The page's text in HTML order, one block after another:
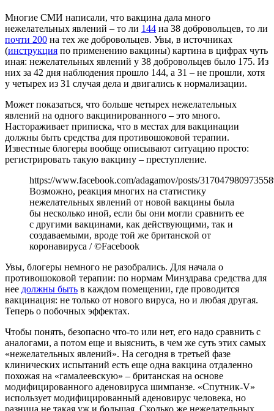
Многие СМИ написали, что вакцина дала много
нежелательных явлений – то ли 144 на 38 добровольцев, то ли
почти 200 на тех же добровольцев. Увы, в источниках
(инструкция по применению вакцины) картина в цифрах чуть
иная: нежелательных явлений у 38 добровольцев было 175. Из
них за 42 дня наблюдения прошло 144, а 31 – не прошли, хотя
у четырех из 31 случая дела и двигались к нормализации.
Может показаться, что больше четырех нежелательных
явлений на одного вакцинированного – это много.
Настораживает приписка, что в местах для вакцинации
должны быть средства для противошоковой терапии.
Известные блогеры вообще описывают ситуацию просто:
регистрировать такую вакцину – преступление.
https://www.facebook.com/adagamov/posts/
Возможно, реакция многих на статистику
нежелательных явлений от новой вакцины была
бы несколько иной, если бы они могли сравнить ее
с другими вакцинами, как действующими, так и
создаваемыми, вроде той же британской от
коронавируса / ©Facebook
Увы, блогеры немного не разобрались. Для начала о
противошоковой терапии: по нормам Минздрава средства для
нее должны быть в каждом помещении, где проводится
вакцинация: не только от нового вируса, но и любая другая.
Теперь о побочных эффектах.
Чтобы понять, безопасно что-то или нет, его надо сравнить с
аналогами, а потом еще и выяснить, в чем же суть этих самых
«нежелательных явлений». На сегодня в третьей фазе
клинических испытаний есть еще одна вакцина отдаленно
похожая на «гамалеевскую» – британская на основе
модифицированного аденовируса шимпанзе. «Спутник-V»
использует модифицированный аденовирус человека, но
разница не такая уж и большая. Сколько же нежелательных